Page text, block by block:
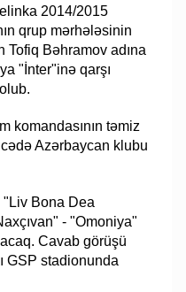
2014/2015
qrup mərhələsinin
Tofiq Bəhramov adına
"İnter"inə qarşı
komandasının təmiz
Azərbaycan klubu
Bona Dea
- "Omoniya"
Cavab görüşü
GSP stadionunda